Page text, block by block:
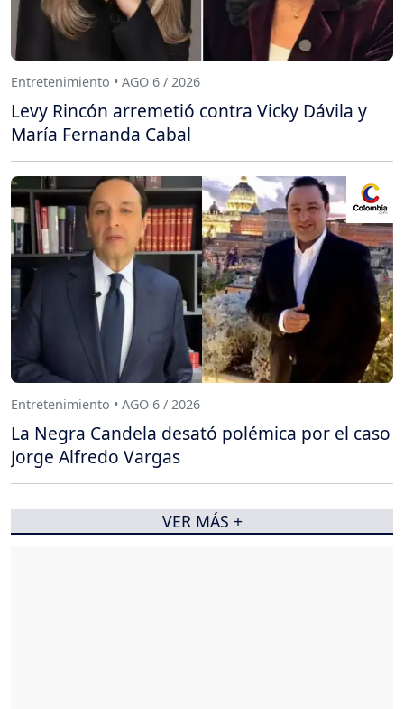
Entretenimiento • AGO 6 / 2026
Levy Rincón arremetió contra Vicky Dávila y
María Fernanda Cabal
Entretenimiento • AGO 6 / 2026
La Negra Candela desató polémica por el caso
Jorge Alfredo Vargas
VER MÁS +